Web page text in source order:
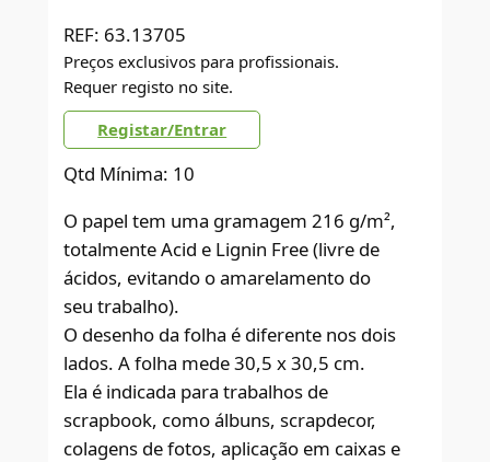
REF: 63.13705
Preços exclusivos para profissionais.
Requer registo no site.
Registar/Entrar
Qtd Mínima: 10
O papel tem uma gramagem 216 g/m²,
totalmente Acid e Lignin Free (livre de
ácidos, evitando o amarelamento do
seu trabalho).
O desenho da folha é diferente nos dois
lados. A folha mede 30,5 x 30,5 cm.
Ela é indicada para trabalhos de
scrapbook, como álbuns, scrapdecor,
colagens de fotos, aplicação em caixas e